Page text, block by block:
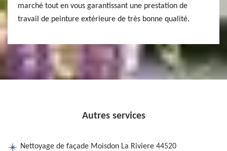
marché tout en vous garantissant une prestation de
travail de peinture extérieure de très bonne qualité.
Autres services
Nettoyage de façade Moisdon La Riviere 44520